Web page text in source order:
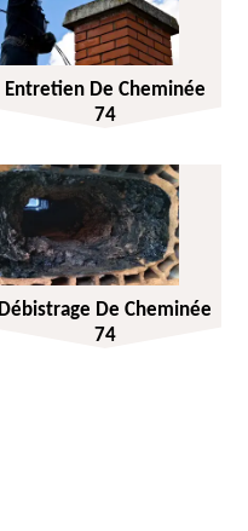
Entretien De Cheminée
74
Débistrage De Cheminée
74